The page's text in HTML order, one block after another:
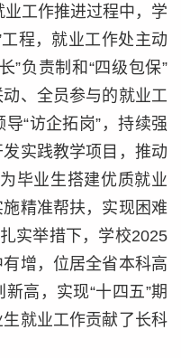
工作推进过程中，学
程，就业工作处主动
”负责制和“四级包保”
、全员参与的就业工
“访企拓岗”，持续强
实践教学项目，推动
毕业生搭建优质就业
精准帮扶，实现困难
实举措下，学校2025
增，位居全省本科高
高，实现“十四五”期
就业工作贡献了长科